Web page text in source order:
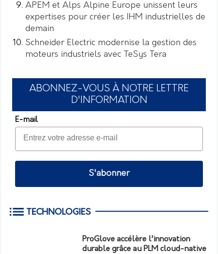
APEM et Alps Alpine Europe unissent leurs
expertises pour créer les IHM industrielles de
demain
Schneider Electric modernise la gestion des
moteurs industriels avec TeSys Tera
ABONNEZ-VOUS À NOTRE LETTRE
D'INFORMATION
E-mail
S'abonner
TECHNOLOGIES
ProGlove accélère l’innovation
durable grâce au PLM cloud-native